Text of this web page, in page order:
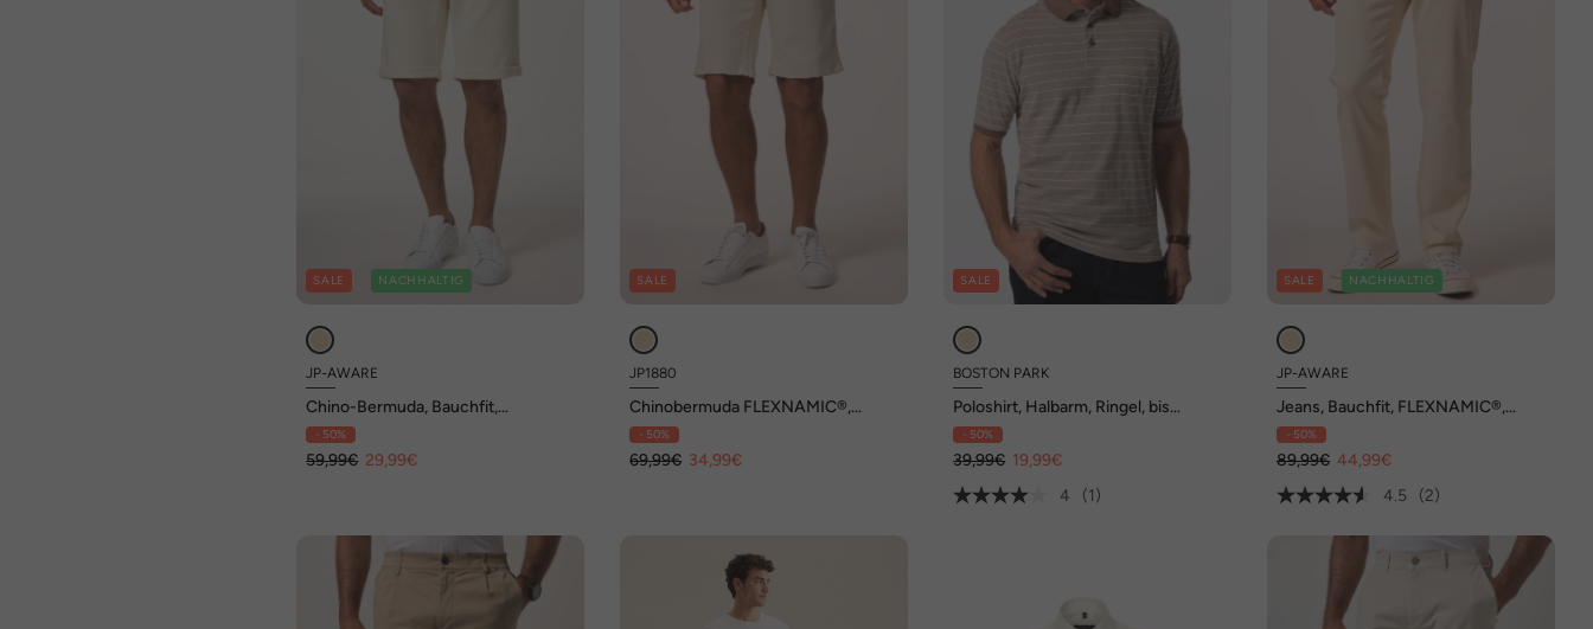
SALE NACHHALTIG
JP-AWARE
Chino-Bermuda, Bauchfit,
FLEXNAMIC®, Nachhaltigkeit,
Regular Fit, recyceltes Polyester,
bis 72
- 50%
59,99€ 29,99€
SALE
JP1880
Chinobermuda FLEXNAMIC®,
Flatfront, bis Gr. 72
- 50%
69,99€ 34,99€
SALE
BOSTON PARK
Poloshirt, Halbarm, Ringel, bis
84/86
- 50%
39,99€ 19,99€
4
(1)
SALE NACHHALTIG
JP-AWARE
Jeans, Bauchfit, FLEXNAMIC®,
Nachhaltigkeit, Straight Fit, GOTS
zertifizierte Biobaumwolle, bis 72
- 50%
89,99€ 44,99€
4.5
(2)